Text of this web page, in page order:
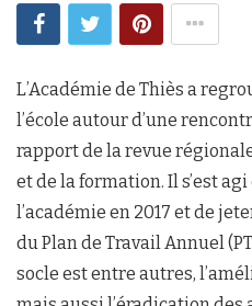
L’Académie de Thiès a
l’école autour d’une
rapport de la revue
et de la formation. Il s’est
l’académie en 2017 et de
du Plan de Travail Annuel
socle est entre autres,